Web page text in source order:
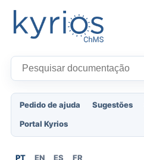
Pedido de ajuda Sugestões
Portal Kyrios
PT EN ES FR